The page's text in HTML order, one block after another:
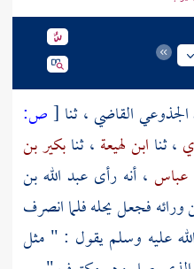
القاضي، ثنا [ص:
، ثنا ابن لهيعة ، ثنابكير بن
عباس ، أنه رأى عبد الله بن
فجعل يحله فلما انصرف
عليه وسلم يقول : " مثل